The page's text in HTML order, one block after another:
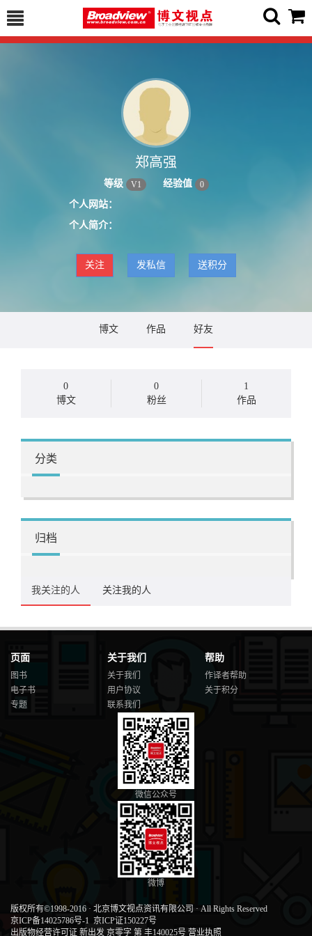
郑高强
等级 V1 经验值 0
个人网站：
个人简介：
关注 发私信 送积分
博文 作品 好友
0
博文
0
粉丝
1
作品
分类
归档
我关注的人 关注我的人
页面
图书
电子书
专题
关于我们
关于我们
用户协议
联系我们
帮助
作译者帮助
关于积分
微信公众号
微博
版权所有©1998-2016 · 北京博文视点资讯有限公司 · All Rights Reserved
京ICP备14025786号-1 京ICP证150227号
出版物经营许可证 新出发 京零字 第 丰140025号 营业执照